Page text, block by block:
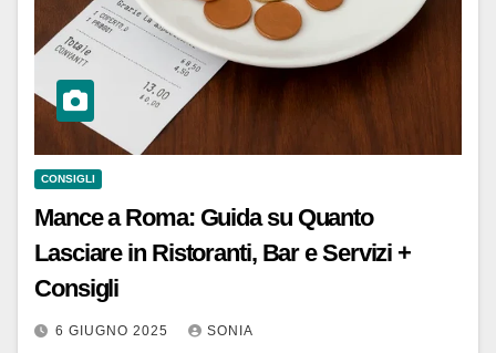
CONSIGLI
Mance a Roma: Guida su Quanto
Lasciare in Ristoranti, Bar e Servizi +
Consigli
6 GIUGNO 2025 SONIA